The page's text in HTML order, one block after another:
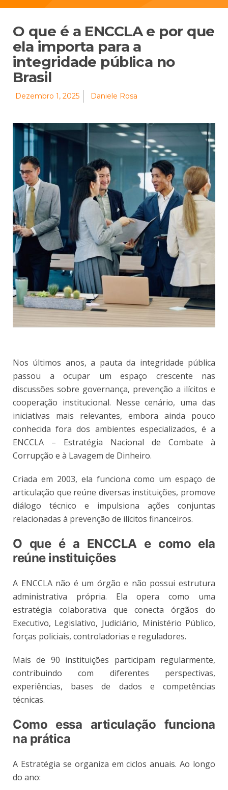
O que é a ENCCLA e por que
ela importa para a
integridade pública no
Brasil
Dezembro 1, 2025 Daniele Rosa
Nos últimos anos, a pauta da integridade pública
passou a ocupar um espaço crescente nas
discussões sobre governança, prevenção a ilícitos e
cooperação institucional. Nesse cenário, uma das
iniciativas mais relevantes, embora ainda pouco
conhecida fora dos ambientes especializados, é a
ENCCLA – Estratégia Nacional de Combate à
Corrupção e à Lavagem de Dinheiro.
Criada em 2003, ela funciona como um espaço de
articulação que reúne diversas instituições, promove
diálogo técnico e impulsiona ações conjuntas
relacionadas à prevenção de ilícitos financeiros.
O que é a ENCCLA e como ela
reúne instituições
A ENCCLA não é um órgão e não possui estrutura
administrativa própria. Ela opera como uma
estratégia colaborativa que conecta órgãos do
Executivo, Legislativo, Judiciário, Ministério Público,
forças policiais, controladorias e reguladores.
Mais de 90 instituições participam regularmente,
contribuindo com diferentes perspectivas,
experiências, bases de dados e competências
técnicas.
Como essa articulação funciona
na prática
A Estratégia se organiza em ciclos anuais. Ao longo
do ano: